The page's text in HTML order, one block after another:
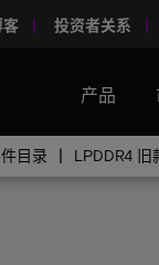
客 投资者关系
产品
目录 LPDDR4 旧